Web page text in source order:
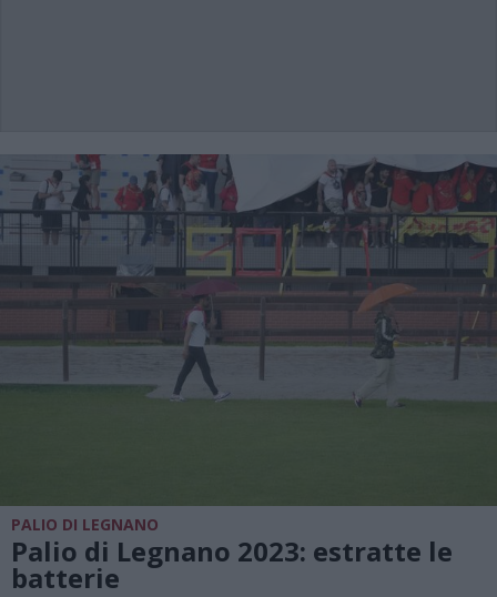
PALIO DI LEGNANO
Palio di Legnano 2023: estratte le
batterie